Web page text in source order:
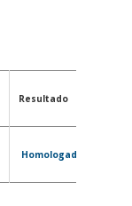
Resultado
Homologados